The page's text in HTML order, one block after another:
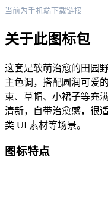
当前为手机端下载链接
关于此图标包
这套是软萌治愈的田园
主色调，搭配圆润可爱
束、草帽、小裙子等充
清新，自带治愈感，很
类 UI 素材等场景。
图标特点